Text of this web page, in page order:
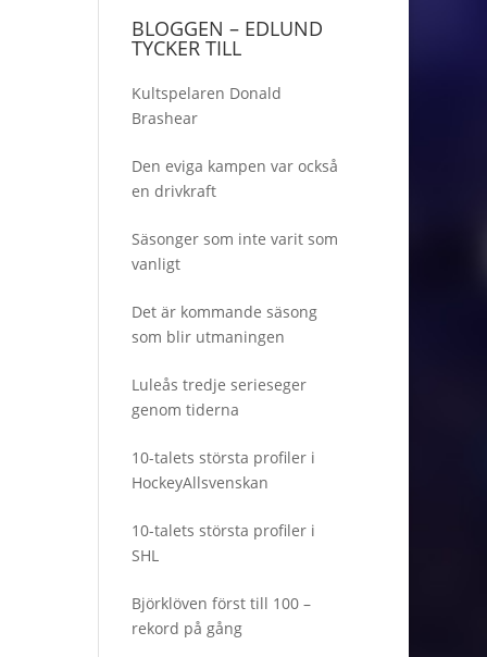
BLOGGEN – EDLUND
TYCKER TILL
Kultspelaren Donald
Brashear
Den eviga kampen var också
en drivkraft
Säsonger som inte varit som
vanligt
Det är kommande säsong
som blir utmaningen
Luleås tredje serieseger
genom tiderna
10-talets största profiler i
HockeyAllsvenskan
10-talets största profiler i
SHL
Björklöven först till 100 –
rekord på gång